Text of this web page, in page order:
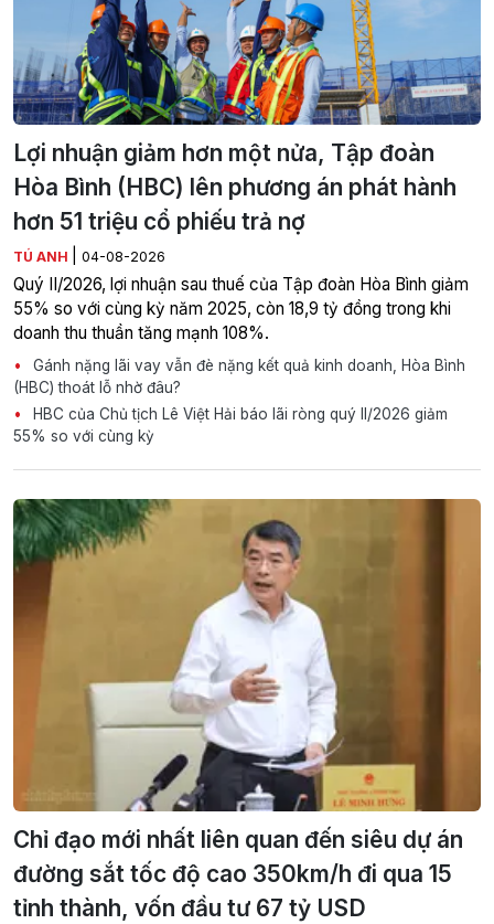
Lợi nhuận giảm hơn một nửa, Tập đoàn
Hòa Bình (HBC) lên phương án phát hành
hơn 51 triệu cổ phiếu trả nợ
TÚ ANH 04-08-2026
Quý II/2026, lợi nhuận sau thuế của Tập đoàn Hòa Bình giảm
55% so với cùng kỳ năm 2025, còn 18,9 tỷ đồng trong khi
doanh thu thuần tăng mạnh 108%.
Gánh nặng lãi vay vẫn đè nặng kết quả kinh doanh, Hòa Bình
(HBC) thoát lỗ nhờ đâu?
HBC của Chủ tịch Lê Việt Hải báo lãi ròng quý II/2026 giảm
55% so với cùng kỳ
Chỉ đạo mới nhất liên quan đến siêu dự án
đường sắt tốc độ cao 350km/h đi qua 15
tỉnh thành, vốn đầu tư 67 tỷ USD